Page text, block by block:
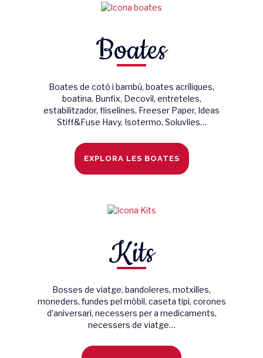
Boates
Boates de cotó i bambú, boates acríliques,
boatina, Bunfix, Decovil, entreteles,
estabilitzador, fliselines, Freeser Paper, Ideas
Stiff&Fuse Havy, Isotermo, Soluvlies…
EXPLORA LES BOATES
Kits
Bosses de viatge, bandoleres, motxilles,
moneders, fundes pel mòbil, caseta tipi, corones
d’aniversari, necessers per a medicaments,
necessers de viatge…